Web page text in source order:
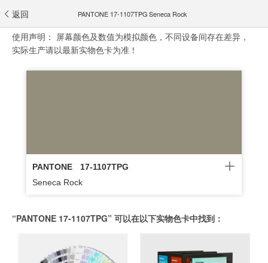
返回 PANTONE 17-1107TPG Seneca Rock
使用声明： 屏幕颜色及数值为模拟颜色，不同设备间存在差异，
实际生产请以最新实物色卡为准！
PANTONE
17-1107TPG
Seneca Rock
“PANTONE 17-1107TPG” 可以在以下实物色卡中找到：